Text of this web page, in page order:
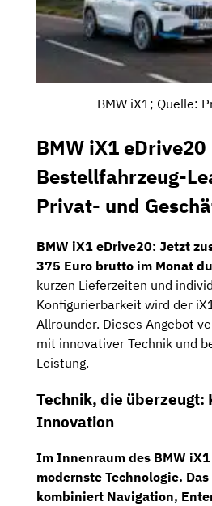
BMW iX1; Quelle:
BMW iX1 eDrive20
Bestellfahrzeug-
Privat- und
BMW iX1 eDrive20: Jetzt
375 Euro brutto im Monat
kurzen Lieferzeiten und
Konfigurierbarkeit wird der
Allrounder. Dieses Angebot
mit innovativer Technik und
Leistung.
Technik, die überzeugt:
Innovation
Im Innenraum des BMW
modernste Technologie. Das
kombiniert Navigation,